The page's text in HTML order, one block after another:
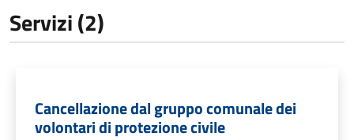
Servizi (2)
Cancellazione dal gruppo comunale dei
volontari di protezione civile